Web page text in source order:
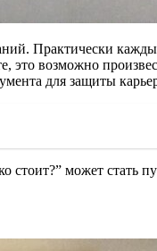
Практически
это возможно
для защиты
стоит?” может стать